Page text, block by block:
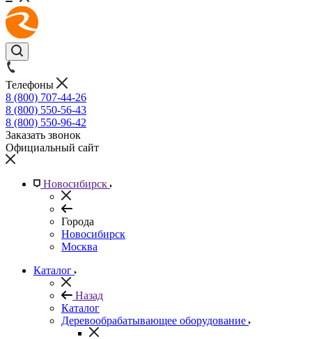
Телефоны
8 (800) 707-44-26
8 (800) 550-56-43
8 (800) 550-96-42
Заказать звонок
Официальный сайт
Новосибирск
Города
Новосибирск
Москва
Каталог
Назад
Каталог
Деревообрабатывающее оборудование